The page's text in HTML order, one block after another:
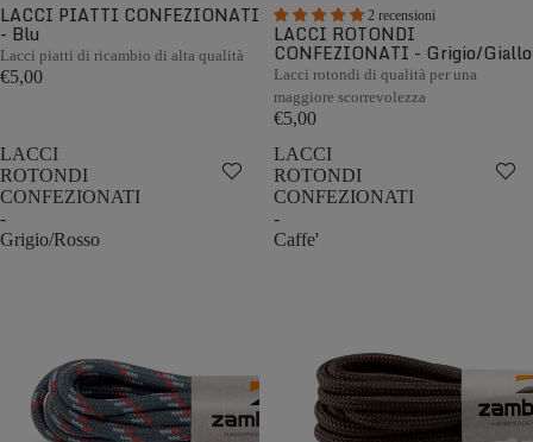
LACCI PIATTI CONFEZIONATI
- Blu
Lacci piatti di ricambio di alta qualità
€5,00
2 recensioni
LACCI ROTONDI
CONFEZIONATI - Grigio/Giallo
Lacci rotondi di qualità per una
maggiore scorrevolezza
€5,00
LACCI
ROTONDI
CONFEZIONATI
-
Grigio/Rosso
LACCI
ROTONDI
CONFEZIONATI
-
Caffe'